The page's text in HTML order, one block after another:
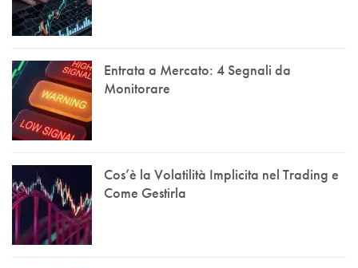
Entrata a Mercato: 4 Segnali da
Monitorare
Cos’è la Volatilità Implicita nel Trading e
Come Gestirla